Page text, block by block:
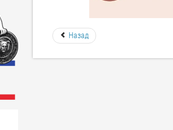
Назад